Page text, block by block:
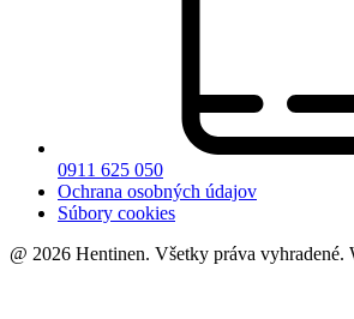
0911 625 050
Ochrana osobných údajov
Súbory cookies
@ 2026 Hentinen. Všetky práva vyhradené.